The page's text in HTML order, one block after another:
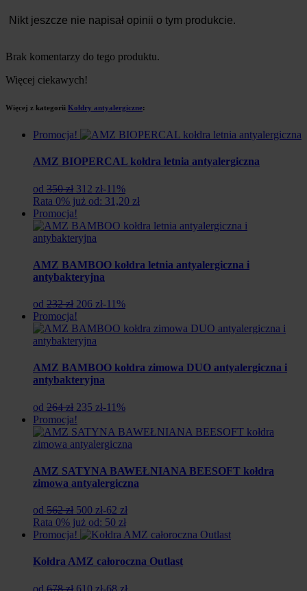
Nikt jeszcze nie napisał opinii o tym produkcie.
Brak komentarzy do tego produktu.
Więcej ciekawych!
Więcej z kategorii Kołdry antyalergiczne:
Promocja!
AMZ BIOPERCAL kołdra letnia antyalergiczna
od 350 zł Pierwotna
cena
wynosiła:
350
zł.
312 złAktualna
cena
312
-11%
Rata 0% już od: 31,20 zł
Promocja!
AMZ BAMBOO kołdra letnia antyalergiczna i
antybakteryjna
od 232 zł Pierwotna
cena
wynosiła:
232
206 złAktualna
wynosi:
-11%
Promocja!
AMZ BAMBOO kołdra zimowa DUO antyalergiczna i
antybakteryjna
od 264 zł Pierwotna
cena
wynosiła:
264
235 złAktualna
wynosi:
235
-11%
Promocja!
AMZ SATYNA BAWEŁNIANA BEESOFT kołdra
zimowa antyalergiczna
od 562 zł Pierwotna
cena
wynosiła:
zł.
500 złAktualna
cena
wynosi:
zł.
-62 zł
Rata 0% już od: 50 zł
Promocja!
Kołdra AMZ całoroczna Outlast
od 678 zł Pierwotna
610 złAktualna
-68 zł